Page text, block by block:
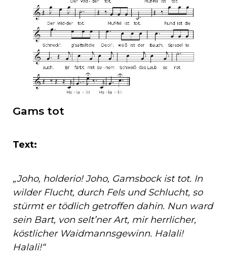
Gams tot
Text:
„Joho, holderio! Joho, Gamsbock ist tot. In
wilder Flucht, durch Fels und Schlucht, so
stürmt er tödlich getroffen dahin. Nun ward
sein Bart, von selt’ner Art, mir herrlicher,
köstlicher Waidmannsgewinn. Halali!
Halali!“